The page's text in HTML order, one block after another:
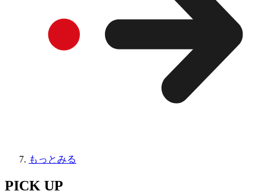
もっとみる
PICK UP